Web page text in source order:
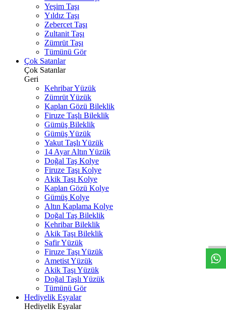
Yeşim Taşı
Yıldız Taşı
Zebercet Taşı
Zultanit Taşı
Zümrüt Taşı
Tümünü Gör
Çok Satanlar
Çok Satanlar
Geri
Kehribar Yüzük
Zümrüt Yüzük
Kaplan Gözü Bileklik
Firuze Taşlı Bileklik
Gümüş Bileklik
Gümüş Yüzük
Yakut Taşlı Yüzük
14 Ayar Altın Yüzük
Doğal Taş Kolye
Firuze Taşı Kolye
Akik Taşı Kolye
Kaplan Gözü Kolye
Gümüş Kolye
Altın Kaplama Kolye
Doğal Taş Bileklik
Kehribar Bileklik
Akik Taşı Bileklik
Safir Yüzük
Firuze Taşı Yüzük
Ametist Yüzük
Akik Taşı Yüzük
Doğal Taşlı Yüzük
Tümünü Gör
Hediyelik Eşyalar
Hediyelik Eşyalar